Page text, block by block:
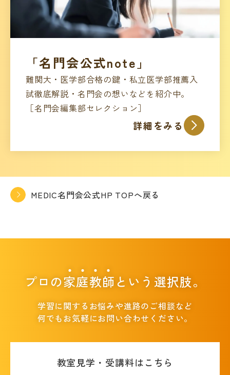
「名門会公式note」
難関大・医学部合格の鍵・私立医学部推薦入
試徹底解説・名門会の想いなどを紹介中。
［名門会編集部セレクション］
詳細をみる
MEDIC名門会公式HP TOPへ戻る
プロの家庭教師という選択肢。
学習に関するお悩みや進路のご相談など
何でもお気軽にお問い合わせください。
教室見学・受講料はこちら